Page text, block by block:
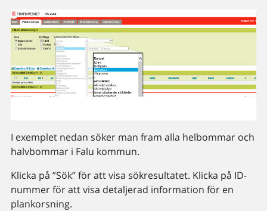
I exemplet nedan söker man fram alla helbommar och
halvbommar i Falu kommun.
Klicka på ”Sök” för att visa sökresultatet. Klicka på ID-
nummer för att visa detaljerad information för en
plankorsning.